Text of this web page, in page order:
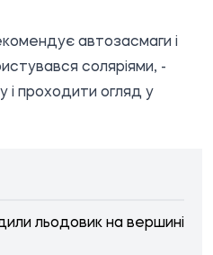
автозасмаги і
соляріями, -
і проходити огляд у
льодовик на вершині